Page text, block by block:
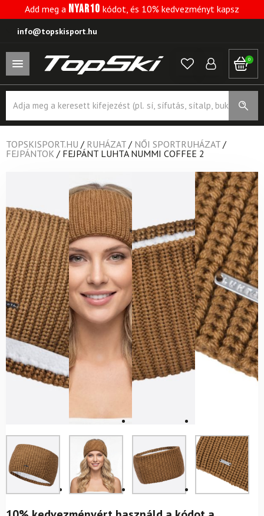
Add meg a NYAR10 kódot, és 10% kedvezményt kapsz
info@topskisport.hu
0
search
TOPSKISPORT.HU / RUHÁZAT / NŐI SPORTRUHÁZAT /
FEJPÁNTOK / FEJPÁNT LUHTA NUMMI COFFEE 2